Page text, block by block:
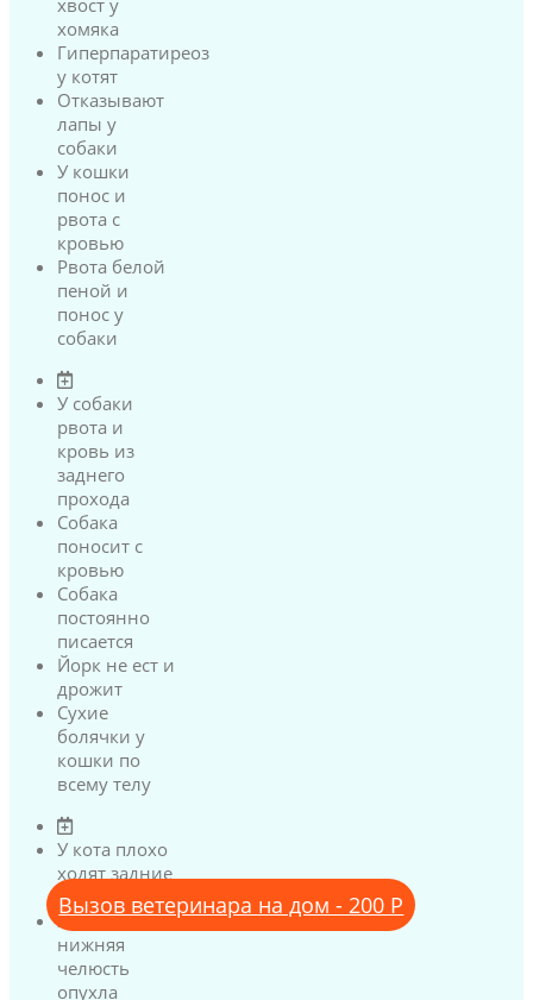
Вызов ветеринара на дом - 200 Р
хвост у
хомяка
Гиперпаратиреоз
у котят
Отказывают
лапы у
собаки
У кошки
понос и
рвота с
кровью
Рвота белой
пеной и
понос у
собаки
У собаки
рвота и
кровь из
заднего
прохода
Собака
поносит с
кровью
Собака
постоянно
писается
Йорк не ест и
дрожит
Сухие
болячки у
кошки по
всему телу
У кота плохо
ходят задние
лапы
У кота
нижняя
челюсть
опухла